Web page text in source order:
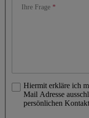
Ihre Frage
Hiermit erkläre ich
Mail Adresse
persönlichen